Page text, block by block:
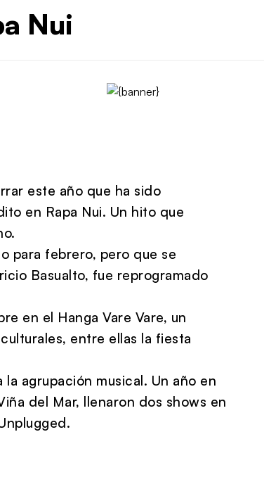
Nui
este año que ha sido
en Rapa Nui. Un hito que
para febrero, pero que se
Basualto, fue reprogramado
en el Hanga Vare Vare, un
entre ellas la fiesta
agrupación musical. Un año en
del Mar, llenaron dos shows en